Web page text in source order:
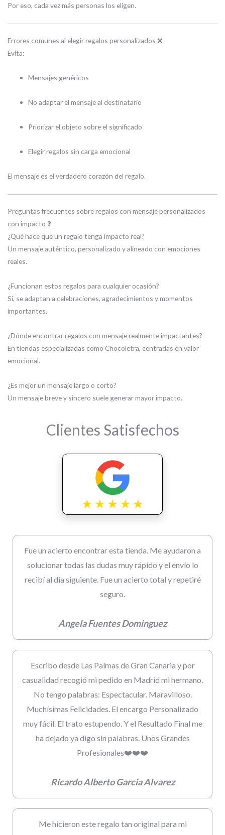
Por eso, cada vez más personas los eligen.
Errores comunes al elegir regalos personalizados ❌
Evita:
Mensajes genéricos
No adaptar el mensaje al destinatario
Priorizar el objeto sobre el significado
Elegir regalos sin carga emocional
El mensaje es el verdadero corazón del regalo.
Preguntas frecuentes sobre regalos con mensaje personalizados
con impacto ❓
¿Qué hace que un regalo tenga impacto real?
Un mensaje auténtico, personalizado y alineado con emociones
reales.
¿Funcionan estos regalos para cualquier ocasión?
Sí, se adaptan a celebraciones, agradecimientos y momentos
importantes.
¿Dónde encontrar regalos con mensaje realmente impactantes?
En tiendas especializadas como Chocoletra, centradas en valor
emocional.
¿Es mejor un mensaje largo o corto?
Un mensaje breve y sincero suele generar mayor impacto.
Clientes Satisfechos
Fue un acierto encontrar esta tienda. Me ayudaron a
solucionar todas las dudas muy rápido y el envío lo
recibí al día siguiente. Fue un acierto total y repetiré
seguro.
Angela Fuentes Dominguez
Escribo desde Las Palmas de Gran Canaria y por
casualidad recogió mi pedido en Madrid mi hermano.
No tengo palabras: Espectacular. Maravilloso.
Muchísimas Felicidades. El encargo Personalizado
muy fácil. El trato estupendo. Y el Resultado Final me
ha dejado ya digo sin palabras. Unos Grandes
Profesionales❤️❤️❤️
Ricardo Alberto Garcia Alvarez
Me hicieron este regalo tan original para mi